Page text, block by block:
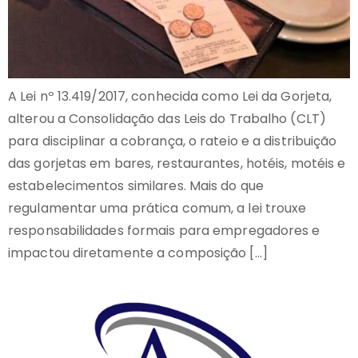
A Lei nº 13.419/2017, conhecida como Lei da Gorjeta,
alterou a Consolidação das Leis do Trabalho (CLT)
para disciplinar a cobrança, o rateio e a distribuição
das gorjetas em bares, restaurantes, hotéis, motéis e
estabelecimentos similares. Mais do que
regulamentar uma prática comum, a lei trouxe
responsabilidades formais para empregadores e
impactou diretamente a composição […]